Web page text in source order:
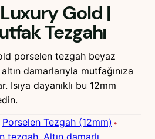
Gold |
Tezgahı
porselen tezgah beyaz
damarlarıyla mutfağınıza
Isıya dayanıklı bu 12mm
Porselen Tezgah (12mm)